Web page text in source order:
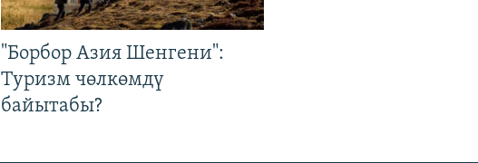
"Борбор Азия Шенгени":
Туризм чөлкөмдү
байытабы?